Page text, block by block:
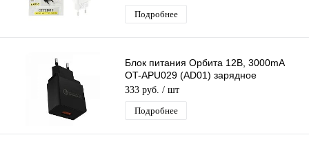
Подробнее
Блок питания Орбита 12В, 3000mA
OT-APU029 (AD01) зарядное
устройство с USB QC3,0
333 руб. / шт
Подробнее